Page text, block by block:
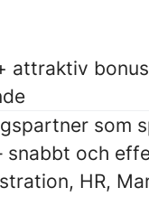
attraktiv
som
snabbt och
HR,